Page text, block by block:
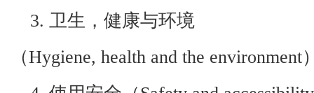
3. 卫生，健康与环境
（Hygiene, health and the environment